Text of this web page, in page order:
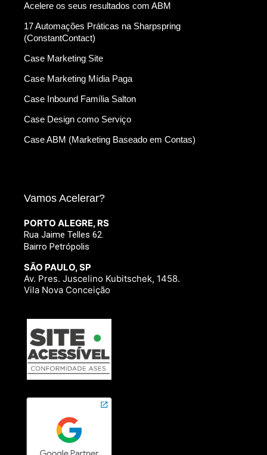
Acelere os seus resultados com ABM
17 Automações Práticas na Sharpspring
(ConstantContact)
Case Marketing Site
Case Marketing Mídia Paga
Case Inbound Família Salton
Case Design como Serviço
Case ABM (Marketing Baseado em Contas)
Vamos Acelerar?
PORTO ALEGRE, RS
Rua Jaime Telles 62.
Bairro Petrópolis
SÃO PAULO, SP
Av. Pres. Juscelino Kubitschek, 1458.
Vila Nova Conceição